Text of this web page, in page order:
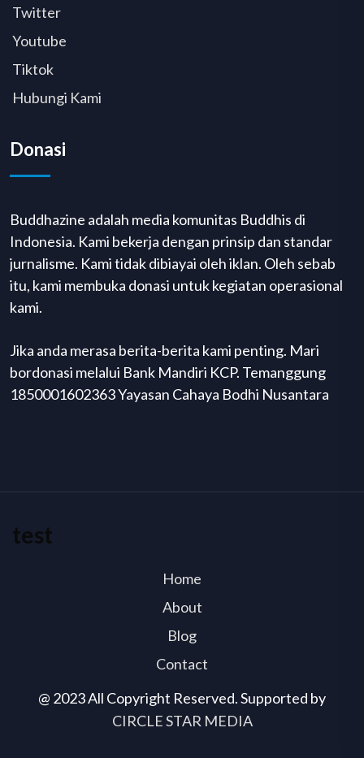
Twitter
Youtube
Tiktok
Hubungi Kami
Donasi
Buddhazine adalah media komunitas Buddhis di
Indonesia. Kami bekerja dengan prinsip dan standar
jurnalisme. Kami tidak dibiayai oleh iklan. Oleh sebab
itu, kami membuka donasi untuk kegiatan operasional
kami.
Jika anda merasa berita-berita kami penting. Mari
bordonasi melalui Bank Mandiri KCP. Temanggung
1850001602363 Yayasan Cahaya Bodhi Nusantara
@ 2023 All Copyright Reserved. Supported by
CIRCLE STAR MEDIA
test
Home
About
Blog
Contact